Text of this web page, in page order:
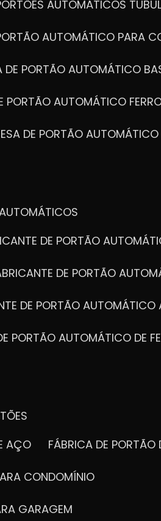
AUTOMÁTICOS
PORTÃO AUTOMÁTICO PARA
DE PORTÃO AUTOMÁTICO
PORTÃO AUTOMÁTICO
DE PORTÃO
DE PORTÃO
DE PORTÃO
DE PORTÃO
PORTÃO AUTOMÁTICO DE
AÇO FÁBRICA DE PORTÃO
CONDOMÍNIO
GARAGEM